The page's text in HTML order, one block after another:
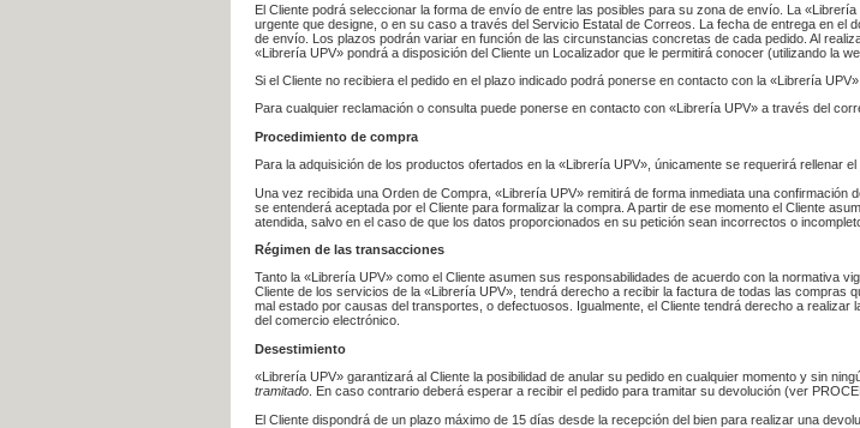
El Cliente podrá seleccionar la forma de envío de entre las posibles para su zona de envío. La
urgente que designe, o en su caso a través del Servicio Estatal de Correos. La fecha de entrega en el
de envío. Los plazos podrán variar en función de las circunstancias concretas de cada pedido. Al
«Librería UPV» pondrá a disposición del Cliente un Localizador que le permitirá conocer (utilizando la
Si el Cliente no recibiera el pedido en el plazo indicado podrá ponerse en contacto con la «Librería
Para cualquier reclamación o consulta puede ponerse en contacto con «Librería UPV» a través del
Procedimiento de compra
Para la adquisición de los productos ofertados en la «Librería UPV», únicamente se requerirá rellenar
Una vez recibida una Orden de Compra, «Librería UPV» remitirá de forma inmediata una
se entenderá aceptada por el Cliente para formalizar la compra. A partir de ese momento el Cliente
atendida, salvo en el caso de que los datos proporcionados en su petición sean incorrectos o
Régimen de las transacciones
Tanto la «Librería UPV» como el Cliente asumen sus responsabilidades de acuerdo con la normativa
Cliente de los servicios de la «Librería UPV», tendrá derecho a recibir la factura de todas las compras
mal estado por causas del transportes, o defectuosos. Igualmente, el Cliente tendrá derecho a
del comercio electrónico.
Desestimiento
«Librería UPV» garantizará al Cliente la posibilidad de anular su pedido en cualquier momento y sin
tramitado . En caso contrario deberá esperar a recibir el pedido para tramitar su devolución (ver
El Cliente dispondrá de un plazo máximo de 15 días desde la recepción del bien para realizar una